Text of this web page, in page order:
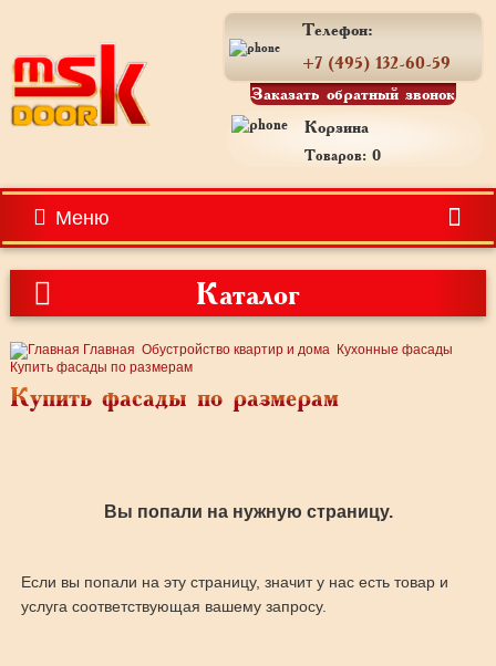
Телефон:
+7 (495) 132-60-59
Заказать обратный звонок
Корзина
Товаров: 0
Меню
Каталог
Главная Обустройство квартир и дома Кухонные фасады
Купить фасады по размерам
Купить фасады по размерам
Вы попали на нужную страницу.
Если вы попали на эту страницу, значит у нас есть товар и
услуга соответствующая вашему запросу.